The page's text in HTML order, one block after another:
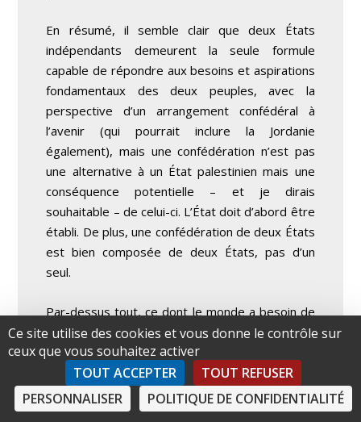
En résumé, il semble clair que deux États
indépendants demeurent la seule formule
capable de répondre aux besoins et aspirations
fondamentaux des deux peuples, avec la
perspective d’un arrangement confédéral à
l’avenir (qui pourrait inclure la Jordanie
également), mais une confédération n’est pas
une alternative à un État palestinien mais une
conséquence potentielle – et je dirais
souhaitable – de celui-ci. L’État doit d’abord être
établi. De plus, une confédération de deux États
est bien composée de deux États, pas d’un
seul.
Par-dessus tout, ce dont le monde a besoin de
toute urgence, c’est d’un leadership stratégique
de la part des militants palestiniens et
israéliens, qui partagent un engagement ferme
à mettre fin à l’occupation. Toute répugnance à
travailler ensemble, ou du moins en parallèle,
Ce site utilise des cookies et vous donne le contrôle sur
ceux que vous souhaitez activer
TOUT ACCEPTER
TOUT REFUSER
PERSONNALISER
POLITIQUE DE CONFIDENTIALITÉ